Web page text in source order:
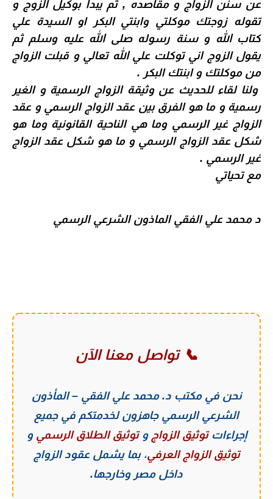
عن سنن الزواج و مقاصده , ثم يبدأ بوكيل الزوج و
تقوله زوجتك موكلتي وابنتي البكر او السيدة علي
كتاب الله و سنة رسوله صلى الله عليه وسلم ثم
يقول الزوج اني توكلت علي الله تعالي و قبلت الزواج
من موكلتك و ابنتك البكر .
ولنا لقاء للحديث عن وثيقة الزواج الرسمية و الغير
رسمية و ما هو الفرق بين عقد الزواج الرسمي و عقد
الزواج غير الرسمي وما هي الناحية القانونية وما هو
شكل عقد الزواج الرسمي و ما هو شكل عقد الزواج
غير الرسمي .
مع تحياتي
د محمد علي الفقي الماذون الشرعي الرسمي
📞 تواصل معنا الآن
نحن فيمكتب د. محمد علي الفقي – المأذون
الشرعي الرسمي جاهزون لخدمتكم في جميع
إجراءاتتوثيق الزواج وتوثيق الطلاق الرسمي و
توثيق الزواج العرفي، بما يشمل عقود الزواج
داخل مصر وخارجها.